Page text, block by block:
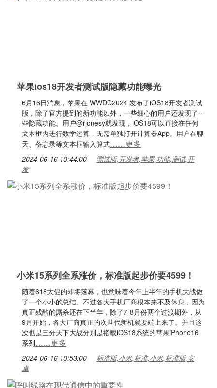
苹果ios18开发者测试版隐藏功能曝光
6月16日消息，苹果在 WWDC2024 发布了iOS18开发者测试
版，除了官方提到的新功能以外，一些细心的用户还发现了一
些隐藏功能。用户@rjonesy就发现，iOS18可以直接在任何
文本框内进行数学运算，无需单独打开计算器App。用户在聊
天、备忘录等文本框输入算式……更多
2024-06-16 10:44:00
测试版,开发者,苹果,功能,测试,开
发
小米15系列全系涨价，标准版起步价要4599！
随着618大促的即将落幕，也意味着今年上半年的手机大战做
了一个小小的总结。不过各大手机厂商根本来不及休息，因为
真正残酷的厮杀还在下半年，除了7-8月份两个过渡期外，从
9月开始，各大厂商真正的次世代新机就要端上来了。并且这
次也是三分天下大战分别是搭载iOS18系统的苹果iPhone16
系列……更多
2024-06-16 10:53:00
标准版,小米,标准,小米,标准版,安
卓